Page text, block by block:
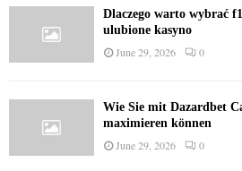
Dlaczego warto wybrać
ulubione kasyno
June 29, 2026 0
Wie Sie mit Dazardbet
maximieren können
June 29, 2026 0